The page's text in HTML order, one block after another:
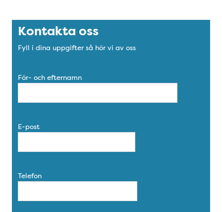
Kontakta oss
Fyll i dina uppgifter så hör vi av oss
För- och efternamn
E-post
Telefon